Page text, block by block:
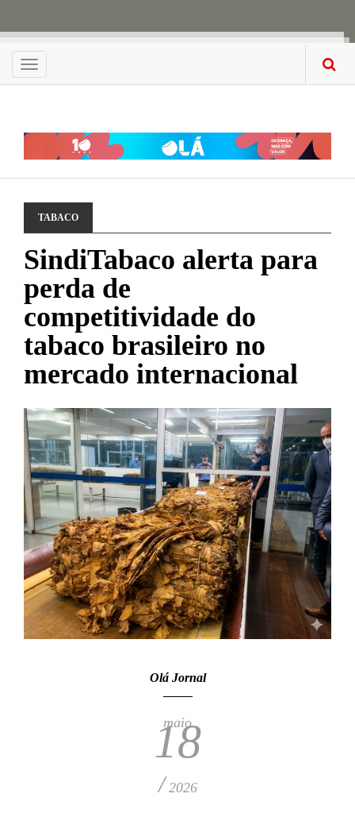
Menu
TABACO
SindiTabaco alerta para
perda de
competitividade do
tabaco brasileiro no
mercado internacional
Olá Jornal
maio
18
/ 2026